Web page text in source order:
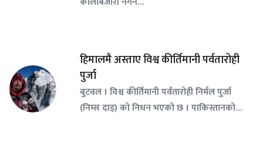
हिमालमै अस्ताए विश्व कीर्तिमानी पर्वतारोही
पुर्जा
बुटवल । विश्व कीर्तिमानी पर्वतारोही निर्मल पुर्जा
(निम्स दाइ) को निधन भएको छ । पाकिस्तानको…